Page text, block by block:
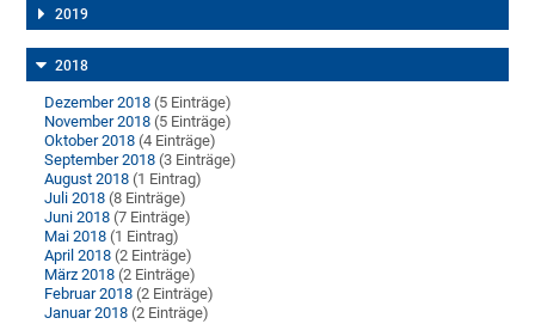
2019
2018
Dezember 2018 (5 Einträge)
November 2018 (5 Einträge)
Oktober 2018 (4 Einträge)
September 2018 (3 Einträge)
August 2018 (1 Eintrag)
Juli 2018 (8 Einträge)
Juni 2018 (7 Einträge)
Mai 2018 (1 Eintrag)
April 2018 (2 Einträge)
März 2018 (2 Einträge)
Februar 2018 (2 Einträge)
Januar 2018 (2 Einträge)